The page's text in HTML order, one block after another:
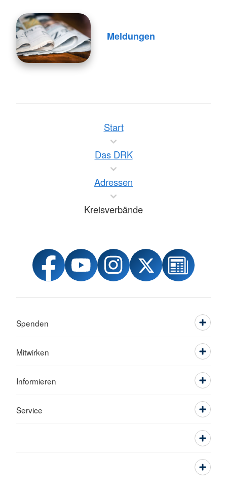
Meldungen
Start
Das DRK
Adressen
Kreisverbände
Spenden
Mitwirken
Informieren
Service